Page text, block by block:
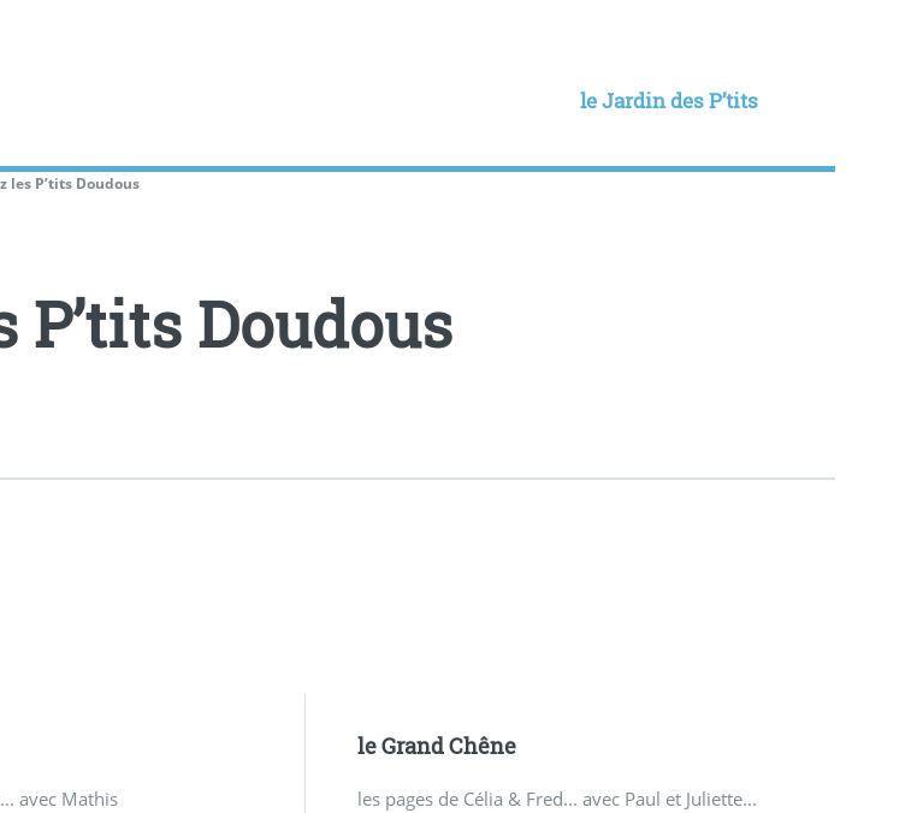
le Jardin des P’tits
les P’tits Doudous
P’tits Doudous
avec Mathis
le Grand Chêne
les pages de Célia & Fred... avec Paul et Juliette...